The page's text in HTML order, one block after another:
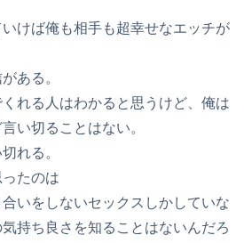
いけば俺も相手も超幸せなエッチが
ある。
れる人はわかると思うけど、俺は
い切ることはない。
れる。
たのは
合いをしないセックスしかしていな
持ち良さを知ることはないんだろ